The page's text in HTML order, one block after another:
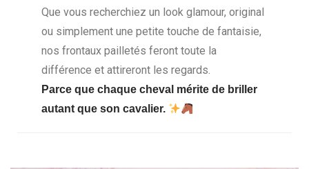
Que vous recherchiez un look glamour, original
ou simplement une petite touche de fantaisie,
nos frontaux pailletés feront toute la
différence et attireront les regards.
Parce que chaque cheval mérite de briller
autant que son cavalier.